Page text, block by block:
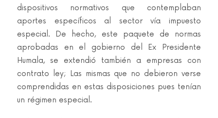
dispositivos normativos que contemplaban
aportes específicos al sector vía impuesto
especial. De hecho, este paquete de normas
aprobadas en el gobierno del Ex Presidente
Humala, se extendió también a empresas con
contrato ley; Las mismas que no debieron verse
comprendidas en estas disposiciones pues tenían
un régimen especial.